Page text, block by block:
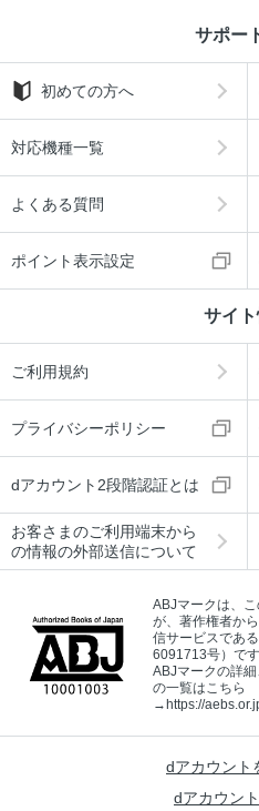
サポー
初めての方へ
対応機種一覧
よくある質問
ポイント表示設定
サイ
ご利用規約
プライバシーポリシー
dアカウント2段階認証とは
お客さまのご利用端末から
の情報の外部送信について
ABJマークは、
が、著作権者か
信サービスであ
6091713号）です
ABJマークの詳
の一覧はこちら
→ https://
dアカウント
dアカウン